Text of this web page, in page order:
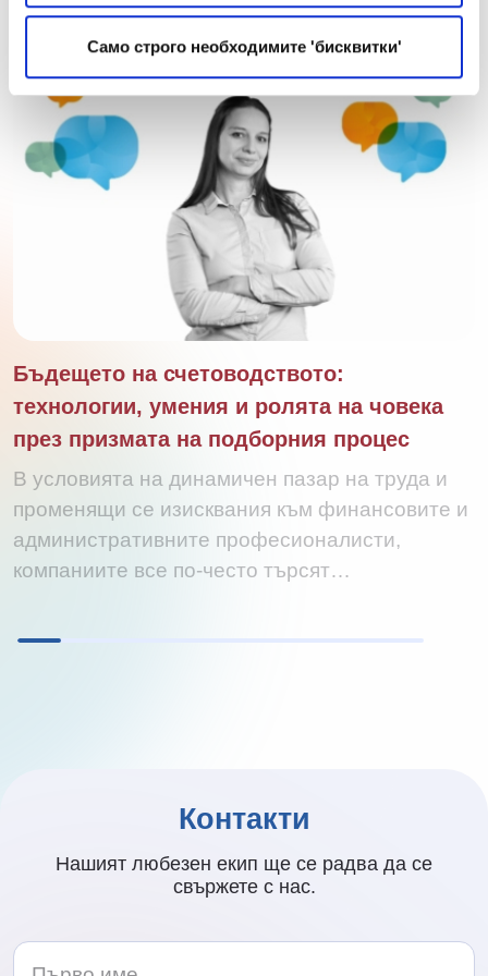
Само строго необходимите 'бисквитки'
Бъдещето на счетоводството:
технологии, умения и ролята на човека
през призмата на подборния процес
В условията на динамичен пазар на труда и
променящи се изисквания към финансовите и
административните професионалисти,
компаниите все по-често търсят…
Контакти
Нашият любезен екип ще се радва да се
свържете с нас.